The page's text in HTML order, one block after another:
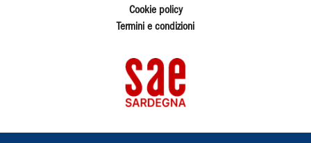
Cookie policy
Termini e condizioni